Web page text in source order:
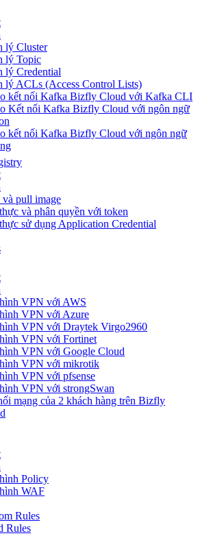
lý Cluster
lý Topic
lý Credential
lý ACLs (Access Control Lists)
kết nối Kafka Bizfly Cloud với Kafka CLI
Kết nối Kafka Bizfly Cloud với ngôn ngữ
kết nối Kafka Bizfly Cloud với ngôn ngữ
và pull image
và phân quyền với token
sử dụng Application Credential
VPN với AWS
VPN với Azure
VPN với Draytek Virgo2960
VPN với Fortinet
VPN với Google Cloud
VPN với mikrotik
VPN với pfsense
VPN với strongSwan
mạng của 2 khách hàng trên Bizfly
Policy
WAF
Rules
Rules